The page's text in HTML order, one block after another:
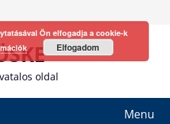
oldal
Menu
Ön elfogadja a cookie-k
Elfogadom